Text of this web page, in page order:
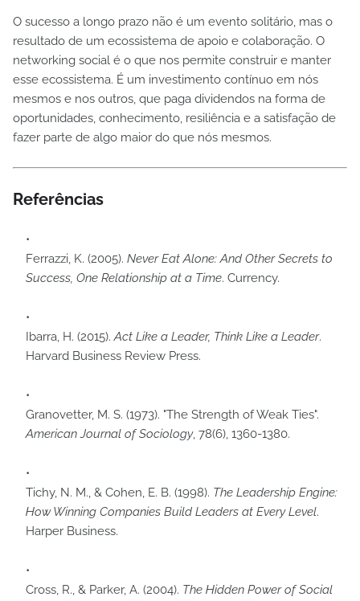
O sucesso a longo prazo não é um evento solitário, mas o
resultado de um ecossistema de apoio e colaboração. O
networking social é o que nos permite construir e manter
esse ecossistema. É um investimento contínuo em nós
mesmos e nos outros, que paga dividendos na forma de
oportunidades, conhecimento, resiliência e a satisfação de
fazer parte de algo maior do que nós mesmos.
Referências
Ferrazzi, K. (2005). Never Eat Alone: And Other Secrets to
Success, One Relationship at a Time. Currency.
Ibarra, H. (2015).Act Like a Leader, Think Like a Leader.
Harvard Business Review Press.
Granovetter, M. S. (1973). "The Strength of Weak Ties".
American Journal of Sociology, 78(6), 1360-1380.
Tichy, N. M., & Cohen, E. B. (1998). The Leadership Engine:
How Winning Companies Build Leaders at Every Level.
Harper Business.
Cross, R., & Parker, A. (2004). The Hidden Power of Social